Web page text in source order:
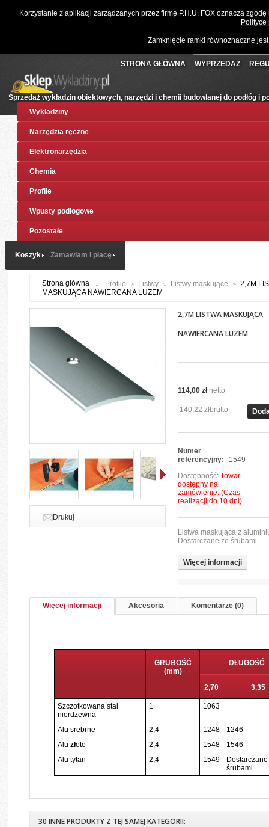
Korzystanie z aplikacji zarządzanych przez firmę P.H.U. FOX oznacza
Zamknięcie ramki równoznaczne
Sprzedaż wykładzin obiektowych, narzędzi i chemii budowlanej do podłóg i
☎061 811 10 03 📧sklep@wykladziny.pl
Twoje konto
STRONA GŁÓWNA WYPRZEDAŻ
Wykładziny
Narzędzia ręczne
Elektronarzędzia
Chemia
Profile
Wpusty podłogowe
Pozostałe
Waluta:
Polski
Strona główna Profile Listwy Listwy maskujące
2,7M
MASKUJĄCA NAWIERCANA LUZEM
Drukuj
2,7M LISTWA MASKUJĄCA
NAWIERCANA LUZEM
114,00 złnetto
140,22 złbrutto
Numer
referencyjny:
1549
Dostępność: Towar
dostępny na
zamówienie. (Czas
realizacji do 10 dni).
Listwa maskująca z
Dostarczane ze śrubami.
Więcej informacji
Więcej informacji Akcesoria Komentarze (0)
GRUBOŚĆ
(mm)
DŁUGOŚĆ
2,70 3,35
Szczotkowana stal
nierdzewna
1 1063
Alu srebrne 2,4 1248
1246
Aluzłote 2,4 1548
1546
Alu tytan
2,4 1549
śrubami
30 INNE PRODUKTY Z TEJ SAMEJ KATEGORII:
Koszyk Zamawiam i płacę